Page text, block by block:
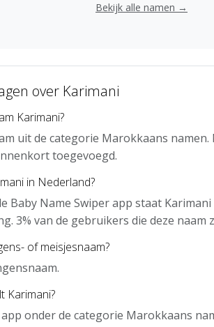
Bekijk alle namen →
over Karimani
Karimani?
uit de categorie Marokkaans
toegevoegd.
in Nederland?
Baby Name Swiper app staat
3% van de gebruikers die deze naam
of meisjesnaam?
Karimani?
onder de categorie Marokkaans